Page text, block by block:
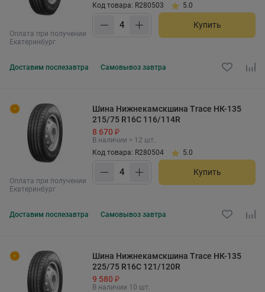
Оплата при получении
Екатеринбург
Код товара: R280503
5.0
Купить
Доставим послезавтра Самовывоз завтра
Оплата при получении
Екатеринбург
Шина Нижнекамскшина Trace НК-135
215/75 R16C 116/114R
8 670 ₽
В наличии > 12 шт.
Код товара: R280504
5.0
Купить
Доставим послезавтра Самовывоз завтра
Шина Нижнекамскшина Trace НК-135
225/75 R16C 121/120R
9 580 ₽
В наличии 10 шт.